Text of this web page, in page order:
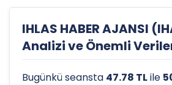
IHLAS HABER AJANSI
Analizi ve Önemli
Bugünkü seansta 47.78 TLile